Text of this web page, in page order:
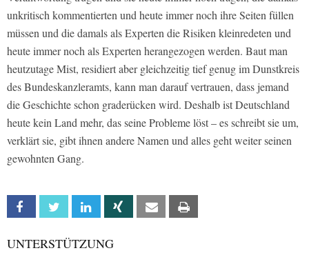
unkritisch kommentierten und heute immer noch ihre Seiten füllen
müssen und die damals als Experten die Risiken kleinredeten und
heute immer noch als Experten herangezogen werden. Baut man
heutzutage Mist, residiert aber gleichzeitig tief genug im Dunstkreis
des Bundeskanzleramts, kann man darauf vertrauen, dass jemand
die Geschichte schon graderücken wird. Deshalb ist Deutschland
heute kein Land mehr, das seine Probleme löst – es schreibt sie um,
verklärt sie, gibt ihnen andere Namen und alles geht weiter seinen
gewohnten Gang.
Facebook Twitter Linkedin Xing Email
UNTERSTÜTZUNG